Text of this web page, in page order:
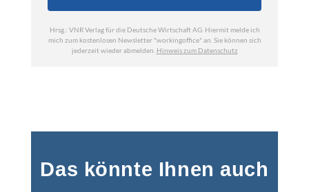
Das könnte Ihnen auch